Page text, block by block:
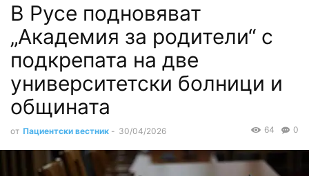
В Русе подновяват
„Академия за родители“ с
подкрепата на две
университетски болници и
общината
от Пациентски вестник - 30/04/2026 0
64